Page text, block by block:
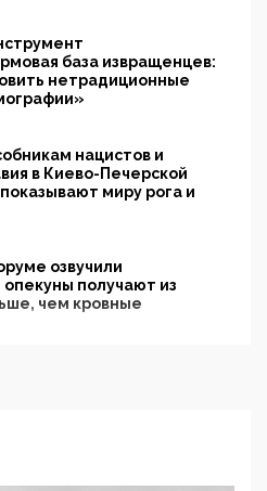
база извращенцев:
нетрадиционные
нацистов и
в Киево-Печерской
миру рога и
озвучили
получают из
чем кровные